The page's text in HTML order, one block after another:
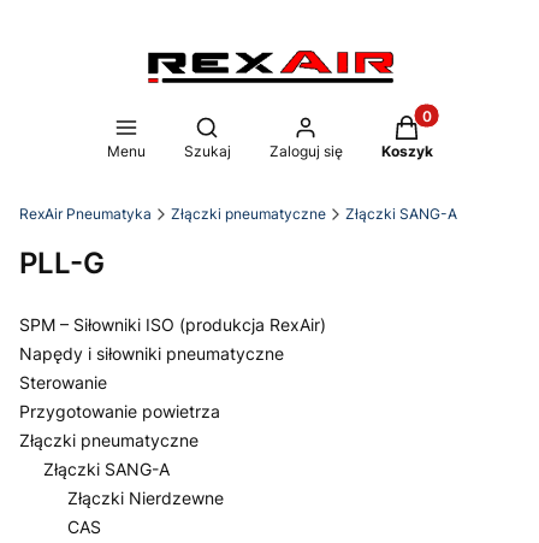
Menu
Otwórz wyszukiwarkę
Szukaj Zaloguj się
Produkty w
Koszyk
RexAir Pneumatyka Złączki pneumatyczne Złączki SANG-A
PLL-G
SPM – Siłowniki ISO (produkcja RexAir)
Napędy i siłowniki pneumatyczne
Sterowanie
Przygotowanie powietrza
Złączki pneumatyczne
Złączki SANG-A
Złączki Nierdzewne
CAS